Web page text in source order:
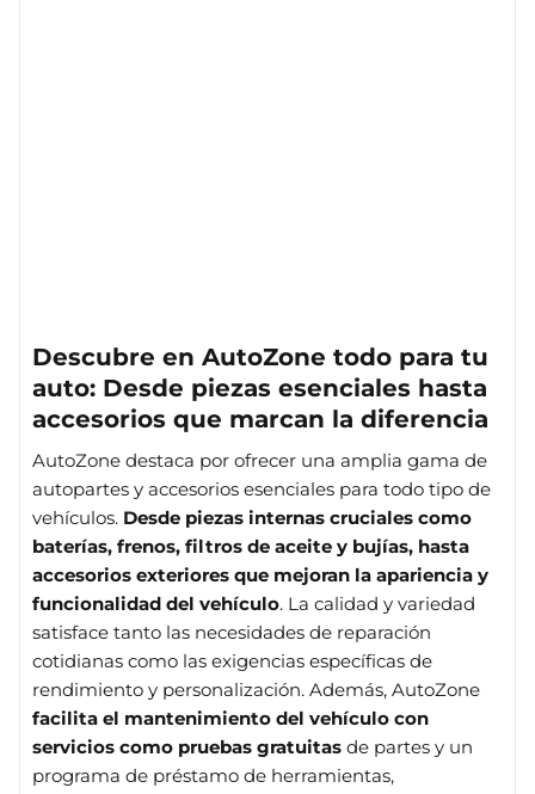
Descubre en AutoZone todo para tu
auto: Desde piezas esenciales hasta
accesorios que marcan la diferencia
AutoZone destaca por ofrecer una amplia gama de
autopartes y accesorios esenciales para todo tipo de
vehículos. Desde piezas internas cruciales como
baterías, frenos, filtros de aceite y bujías, hasta
accesorios exteriores que mejoran la apariencia y
funcionalidad del vehículo. La calidad y variedad
satisface tanto las necesidades de reparación
cotidianas como las exigencias específicas de
rendimiento y personalización. Además, AutoZone
facilita el mantenimiento del vehículo con
servicios como pruebas gratuitas de partes y un
programa de préstamo de herramientas,